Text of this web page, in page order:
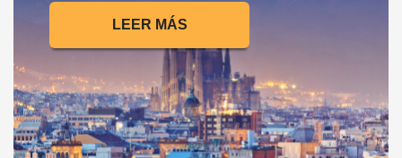
LEER MÁS